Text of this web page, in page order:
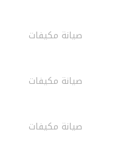
صيانة مكيفات
صيانة مكيفات
صيانة مكيفات